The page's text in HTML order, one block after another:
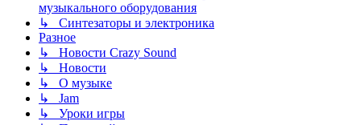
музыкального оборудования
↳ Синтезаторы и электроника
Разное
↳ Новости Crazy Sound
↳ Новости
↳ О музыке
↳ Jam
↳ Уроки игры